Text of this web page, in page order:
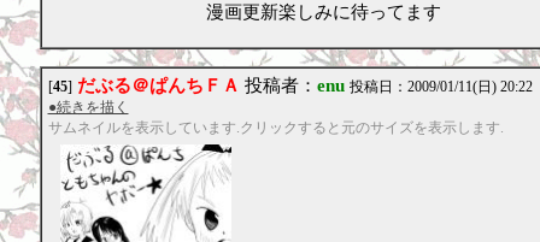
漫画更新楽しみに待ってます
[45] だぶる＠ぱんちＦＡ 投稿者： enu 投稿日：2009/01/11(日) 20:22
●続きを描く
サムネイルを表示しています.クリックすると元のサイズを表示します.